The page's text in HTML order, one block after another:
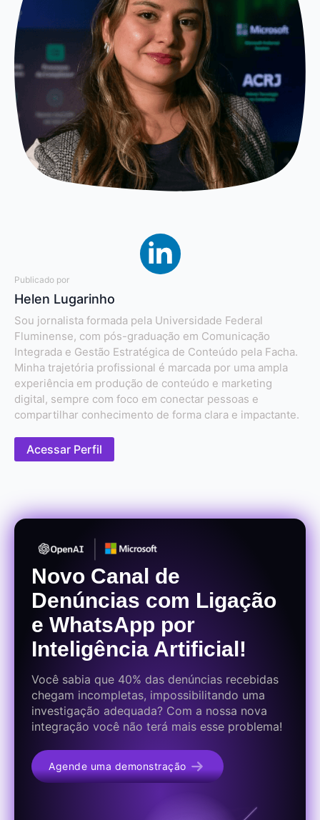
Publicado por
Helen Lugarinho
Sou jornalista formada pela Universidade Federal
Fluminense, com pós-graduação em Comunicação
Integrada e Gestão Estratégica de Conteúdo pela Facha.
Minha trajetória profissional é marcada por uma ampla
experiência em produção de conteúdo e marketing
digital, sempre com foco em conectar pessoas e
compartilhar conhecimento de forma clara e impactante.
Acessar Perfil
Novo Canal de
Denúncias com Ligação
e WhatsApp por
Inteligência Artificial!
Você sabia que 40% das denúncias recebidas
chegam incompletas, impossibilitando uma
investigação adequada? Com a nossa nova
integração você não terá mais esse problema!
Agende uma demonstração